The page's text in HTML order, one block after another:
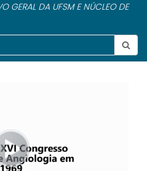
GERAL DA UFSM E NÚCLEO DE